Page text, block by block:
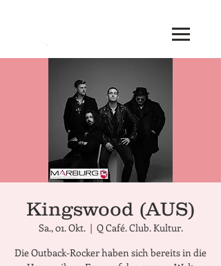
Kingswood (AUS)
Sa., 01. Okt.
  |
Q Café. Club. Kultur.
Die Outback-Rocker haben sich bereits in die